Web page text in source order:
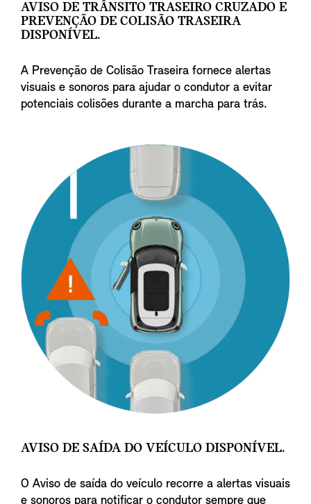
AVISO DE TRÂNSITO TRASEIRO CRUZADO E
PREVENÇÃO DE COLISÃO TRASEIRA
DISPONÍVEL.
A Prevenção de Colisão Traseira fornece alertas
visuais e sonoros para ajudar o condutor a evitar
potenciais colisões durante a marcha para trás.
AVISO DE SAÍDA DO VEÍCULO DISPONÍVEL.
O Aviso de saída do veículo recorre a alertas visuais
e sonoros para notificar o condutor sempre que